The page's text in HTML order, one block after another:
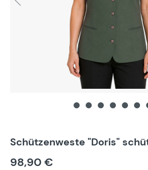
Schützenweste "Doris"
98,90 €